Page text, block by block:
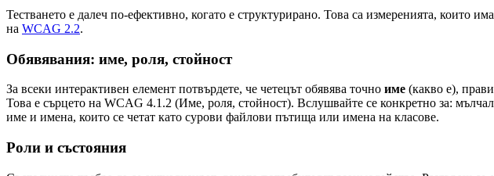
Тестването е далеч по-ефективно, когато е структурирано. Това са измеренията, които
на WCAG 2.2.
Обявявания: име, роля, стойност
За всеки интерактивен елемент потвърдете, че четецът обявява точно име (какво е),
Това е сърцето на WCAG 4.1.2 (Име, роля, стойност). Вслушвайте се конкретно за:
име и имена, които се четат като сурови файлови пътища или имена на класове.
Роли и състояния